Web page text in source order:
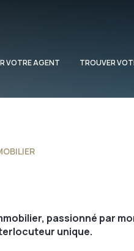
VOTRE AGENT TROUVER
passionné par
unique.